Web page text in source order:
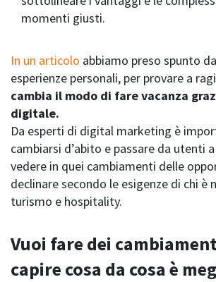
momenti giusti.
In un articolo abbiamo preso spunto
esperienze personali, per provare a
cambia il modo di fare vacanza
digitale.
Da esperti di digital marketing è
cambiarsi d’abito e passare da utenti
vedere in quei cambiamenti delle
declinare secondo le esigenze di chi è
turismo e hospitality.
Vuoi fare dei
capire cosa da cosa è